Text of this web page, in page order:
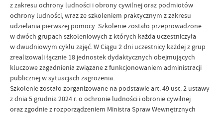
z zakresu ochrony ludności i obrony cywilnej oraz podmiotów
ochrony ludności, wraz ze szkoleniem praktycznym z zakresu
udzielania pierwszej pomocy. Szkolenie zostało przeprowadzone
w dwóch grupach szkoleniowych z których każda uczestniczyła
w dwudniowym cyklu zajęć. W Ciągu 2 dni uczestnicy każdej z grup
zrealizowali łącznie 18 jednostek dydaktycznych obejmujących
kluczowe zagadnienia związane z funkcjonowaniem administracji
publicznej w sytuacjach zagrożenia.
Szkolenie zostało zorganizowane na podstawie art. 49 ust. 2 ustawy
z dnia 5 grudnia 2024 r. o ochronie ludności i obronie cywilnej
oraz zgodnie z rozporządzeniem Ministra Spraw Wewnętrznych